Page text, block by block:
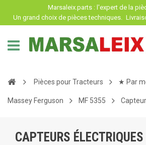
Marsaleix.parts : l'expert de la
Un grand choix de pièces techniques.
Pièces pour Tracteurs ★ Par
Massey Ferguson MF 5355
CAPTEURS ÉLECTRIQUES
Panneau de gestion des cookies